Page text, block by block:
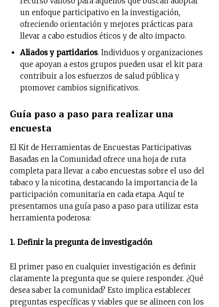
un enfoque participativo en la investigación,
ofreciendo orientación y mejores prácticas para
llevar a cabo estudios éticos y de alto impacto.
Aliados y partidarios. Individuos y organizaciones
que apoyan a estos grupos pueden usar el kit para
contribuir a los esfuerzos de salud pública y
promover cambios significativos.
Guía paso a paso para realizar una
encuesta
El Kit de Herramientas de Encuestas Participativas
Basadas en la Comunidad ofrece una hoja de ruta
completa para llevar a cabo encuestas sobre el uso del
tabaco y la nicotina, destacando la importancia de la
participación comunitaria en cada etapa. Aquí te
presentamos una guía paso a paso para utilizar esta
herramienta poderosa:
1. Definir la pregunta de investigación
El primer paso en cualquier investigación es definir
claramente la pregunta que se quiere responder. ¿Qué
desea saber la comunidad? Esto implica establecer
preguntas específicas y viables que se alineen con los